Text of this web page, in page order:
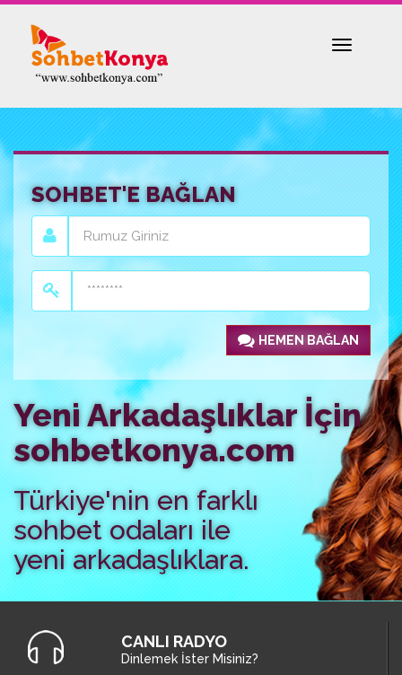
Toggle
SOHBET'E BAĞLAN
HEMEN BAĞLAN
Yeni Arkadaşlıklar İçin
sohbetkonya.com
Türkiye'nin en farklı
sohbet odaları ile
yeni arkadaşlıklara.
CANLI RADYO
Dinlemek İster Misiniz?